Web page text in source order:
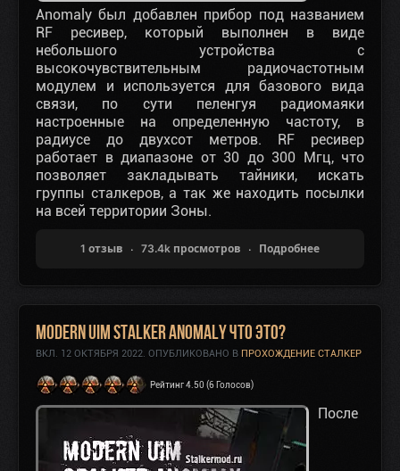
Anomaly был добавлен прибор под названием
RF ресивер, который выполнен в виде
небольшого устройства с
высокочувствительным радиочастотным
модулем и используется для базового вида
связи, по сути пеленгуя радиомаяки
настроенные на определенную частоту, в
радиусе до двухсот метров. RF ресивер
работает в диапазоне от 30 до 300 Мгц, что
позволяет закладывать тайники, искать
группы сталкеров, а так же находить посылки
на всей территории Зоны.
1 отзыв 73.4k просмотров Подробнее
Modern UIM Stalker Anomaly что это?
ВКЛ. 12 ОКТЯБРЯ 2022. ОПУБЛИКОВАНО В ПРОХОЖДЕНИЕ СТАЛКЕР
Рейтинг 4.50 (6 Голосов)
После